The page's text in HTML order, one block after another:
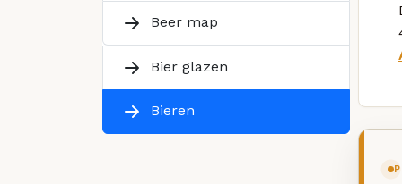
Beer map
Bier glazen
Bieren